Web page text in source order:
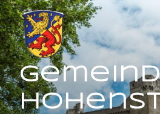
Zum
Inhalt
springen